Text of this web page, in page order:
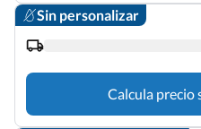
Sin personalizar
Calcula precio